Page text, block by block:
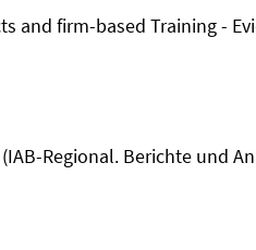
and firm-based Training -
Regional. Berichte und